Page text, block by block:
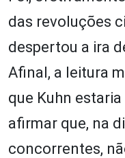
das revoluções
despertou a ira
Afinal, a leitura
que Kuhn
afirmar que, na
concorrentes,